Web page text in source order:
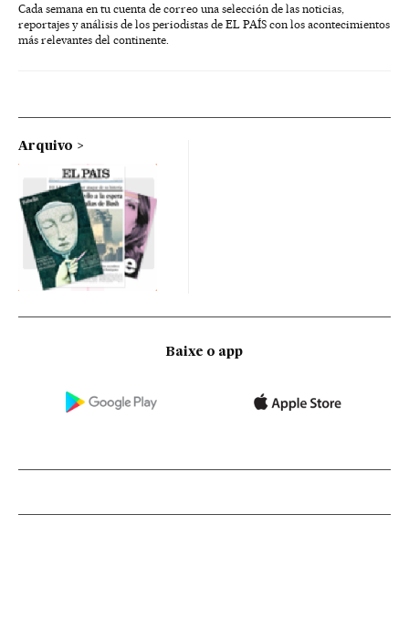
Cada semana en tu cuenta de correo una selección de las noticias,
reportajes y análisis de los periodistas de EL PAÍS con los acontecimientos
más relevantes del continente.
Arquivo
Baixe o app